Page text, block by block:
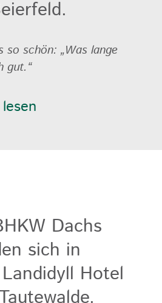
so schön: „Was lange
gut.“
Dachs
sich in
Hotel